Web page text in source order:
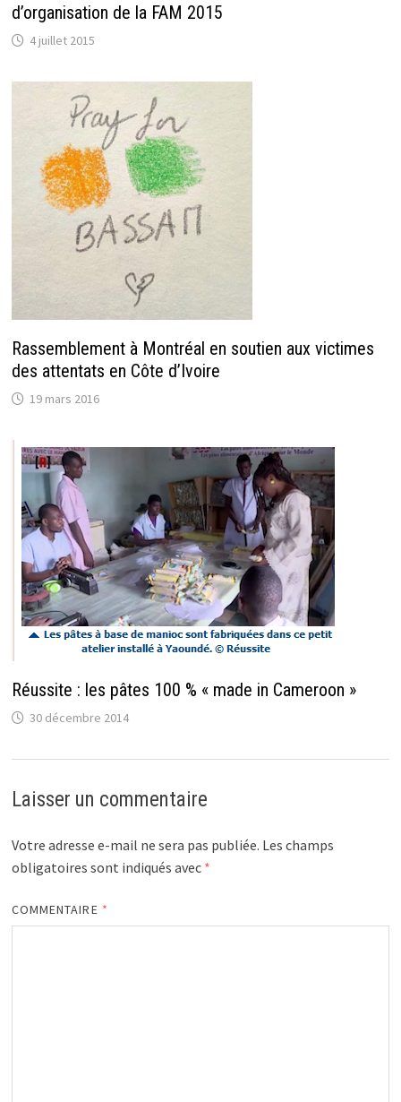
d’organisation de la FAM 2015
4 juillet 2015
Rassemblement à Montréal en soutien aux victimes
des attentats en Côte d’Ivoire
19 mars 2016
Réussite : les pâtes 100 % « made in Cameroon »
30 décembre 2014
Laisser un commentaire
Votre adresse e-mail ne sera pas publiée. Les champs
obligatoires sont indiqués avec *
COMMENTAIRE *